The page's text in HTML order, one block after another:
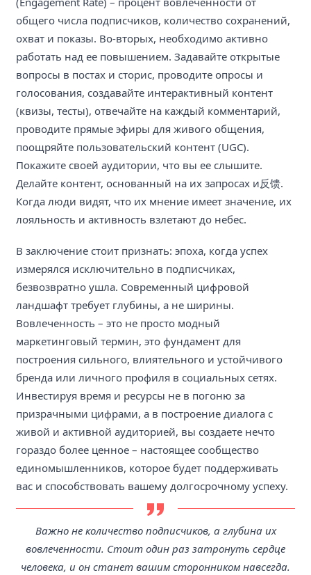
общего числа подписчиков, количество сохранений,
охват и показы. Во-вторых, необходимо активно
работать над ее повышением. Задавайте открытые
вопросы в постах и сторис, проводите опросы и
голосования, создавайте интерактивный контент
(квизы, тесты), отвечайте на каждый комментарий,
проводите прямые эфиры для живого общения,
поощряйте пользовательский контент (UGC).
Покажите своей аудитории, что вы ее слышите.
Делайте контент, основанный на их запросах и反馈.
Когда люди видят, что их мнение имеет значение, их
лояльность и активность взлетают до небес.
В заключение стоит признать: эпоха, когда успех
измерялся исключительно в подписчиках,
безвозвратно ушла. Современный цифровой
ландшафт требует глубины, а не ширины.
Вовлеченность – это не просто модный
маркетинговый термин, это фундамент для
построения сильного, влиятельного и устойчивого
бренда или личного профиля в социальных сетях.
Инвестируя время и ресурсы не в погоню за
призрачными цифрами, а в построение диалога с
живой и активной аудиторией, вы создаете нечто
гораздо более ценное – настоящее сообщество
единомышленников, которое будет поддерживать
вас и способствовать вашему долгосрочному успеху.
Важно не количество подписчиков, а глубина их
вовлеченности. Стоит один раз затронуть сердце
человека, и он станет вашим сторонником навсегда.